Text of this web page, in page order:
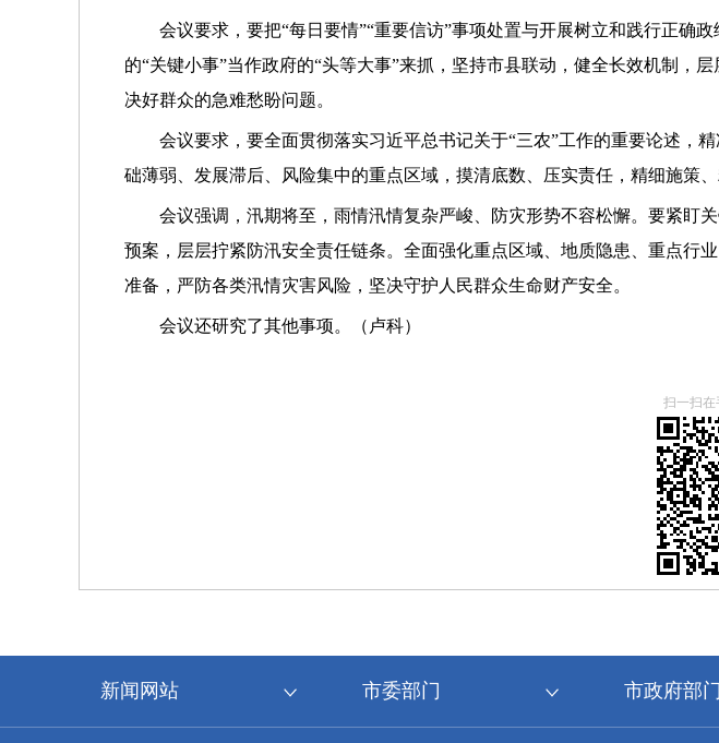
会议要求，要把“每日要情”“重要信访”事项处置与开展树立和践行正确
的“关键小事”当作政府的“头等大事”来抓，坚持市县联动，健全长效机制
决好群众的急难愁盼问题。
会议要求，要全面贯彻落实习近平总书记关于“三农”工作的重要论述，
础薄弱、发展滞后、风险集中的重点区域，摸清底数、压实责任，精细施策
会议强调，汛期将至，雨情汛情复杂严峻、防灾形势不容松懈。要紧盯
预案，层层拧紧防汛安全责任链条。全面强化重点区域、地质隐患、重点行
准备，严防各类汛情灾害风险，坚决守护人民群众生命财产安全。
会议还研究了其他事项。（卢科）
扫一扫在
新闻网站 市委部门 市政府部门